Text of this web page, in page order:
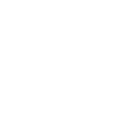
vej
godt lige kan